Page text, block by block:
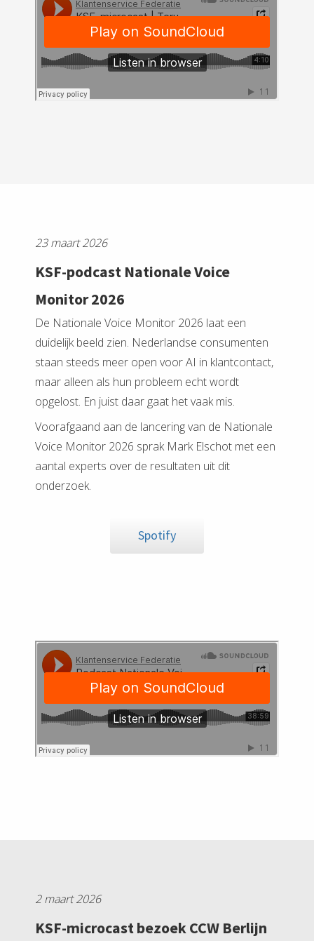
23 maart 2026
KSF-podcast Nationale Voice
Monitor 2026
De Nationale Voice Monitor 2026 laat een
duidelijk beeld zien. Nederlandse consumenten
staan steeds meer open voor AI in klantcontact,
maar alleen als hun probleem echt wordt
opgelost. En juist daar gaat het vaak mis.
Voorafgaand aan de lancering van de Nationale
Voice Monitor 2026 sprak Mark Elschot met een
aantal experts over de resultaten uit dit
onderzoek.
Spotify
2 maart 2026
KSF-microcast bezoek CCW Berlijn